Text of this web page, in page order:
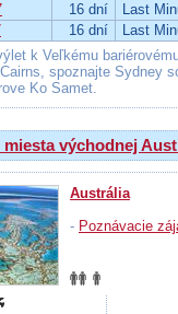
16 dní Last
16 dní Last
k Veľkému
spoznajte Sydney
Ko Samet.
miesta východnej
Austrália
- Poznávacie